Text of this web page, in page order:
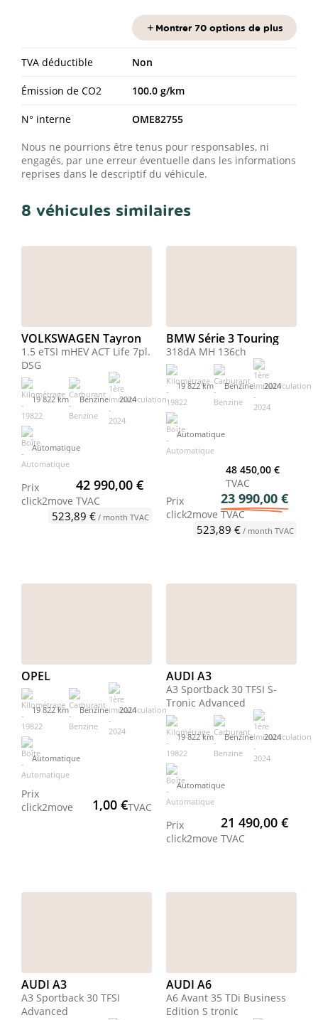
Montrer 70 options de plus
TVA déductible Non
Émission de CO2 100.0 g/km
N° interne OME82755
Nous ne pourrions être tenus pour responsables, ni
engagés, par une erreur éventuelle dans les informations
reprises dans le descriptif du véhicule.
8 véhicules similaires
VOLKSWAGEN Tayron
1.5 eTSI mHEV ACT Life 7pl.
DSG
19 822 km Benzine 2024
Automatique
Prix
click2move
42 990,00 €
TVAC
523,89 €/ month TVAC
BMW Série 3 Touring
318dA MH 136ch
19 822 km Benzine 2024
Automatique
48 450,00 €
TVAC
Prix
click2move
23 990,00 €
TVAC
523,89 €/ month TVAC
OPEL
19 822 km Benzine 2024
Automatique
Prix
click2move
1,00 €TVAC
AUDI A3
A3 Sportback 30 TFSI S-
Tronic Advanced
19 822 km Benzine 2024
Automatique
Prix
click2move
21 490,00 €
TVAC
AUDI A3
A3 Sportback 30 TFSI
Advanced
AUDI A6
A6 Avant 35 TDi Business
Edition S tronic